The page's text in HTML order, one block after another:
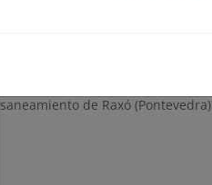
Resolución de 10 de agosto de
que se formula Informe de
saneamiento de Raxó